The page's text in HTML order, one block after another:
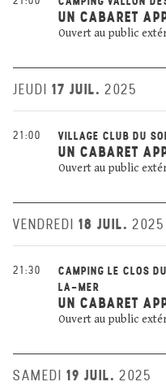
UN CABARET
Ouvert au public
JEUDI 17 JUIL. 2025
21:00 VILLAGE CLUB DU
UN CABARET
Ouvert au public
VENDREDI 18 JUIL. 2025
21:30
CAMPING LE CLOS
LA-MER
UN CABARET
Ouvert au public
SAMEDI 19 JUIL. 2025